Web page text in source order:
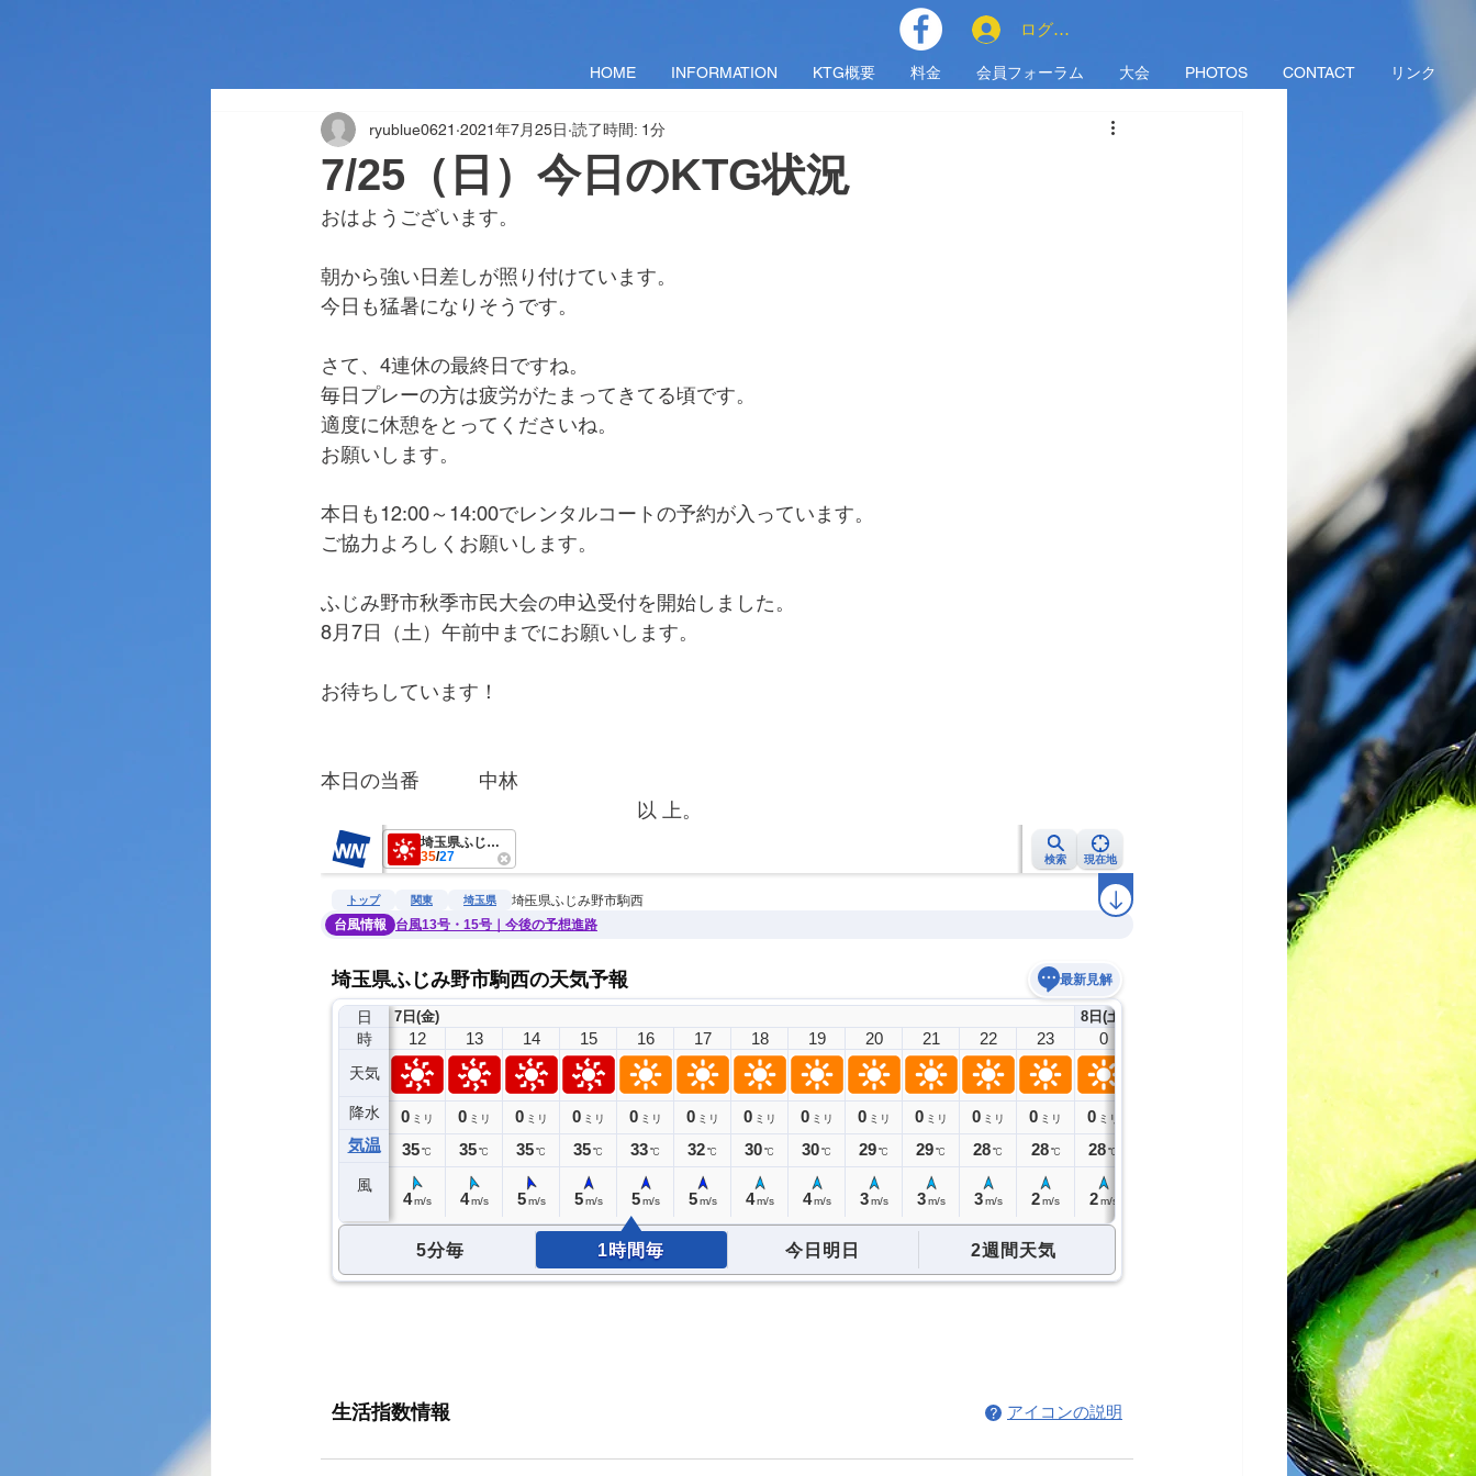
HOME INFORMATION KTG概要 料金 会員フォーラム 大会 PHOTOS CONTACT リンク
ログイン
7/25（日）今日のKTG状況
ryublue0621 2021年7月25日 読了時間: 1分
おはようございます。
朝から強い日差しが照り付けています。
今日も猛暑になりそうです。
さて、4連休の最終日ですね。
毎日プレーの方は疲労がたまってきてる頃です。
適度に休憩をとってくださいね。
お願いします。
本日も12:00～14:00でレンタルコートの予約が入っています。
ご協力よろしくお願いします。
ふじみ野市秋季市民大会の申込受付を開始しました。
8月7日（土）午前中までにお願いします。
お待ちしています！
本日の当番　　　中林
以 上。